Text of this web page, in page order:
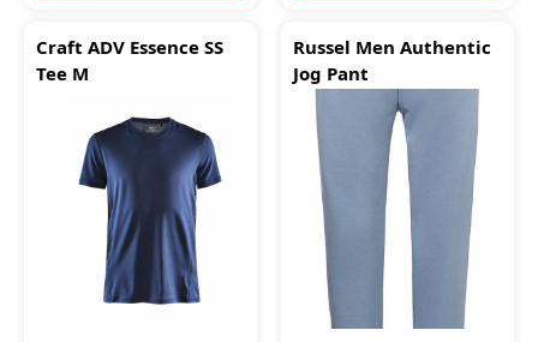
Craft ADV Essence SS
Tee M
Russel Men Authentic
Jog Pant